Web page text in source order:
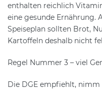
enthalten reichlich
eine gesunde Ernährung.
Speiseplan sollten Brot,
Kartoffeln deshalb nicht
Regel Nummer 3 – viel
Die DGE empfiehlt, nimm